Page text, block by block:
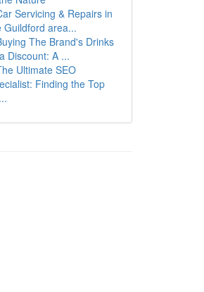
Servicing & Repairs in
Guildford area...
The Brand's Drinks
Discount: A ...
Ultimate SEO
Finding the Top